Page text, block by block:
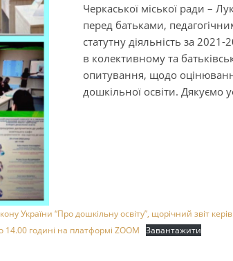
Черкаської міської ради –
перед батьками,
статутну діяльність за
в колективному та
опитування, щодо
дошкільної освіти. Дякуємо
України “Про дошкільну освіту”, щорічний звіт
годині на платформі ZOOM Завантажити